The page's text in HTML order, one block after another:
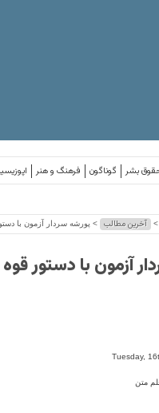
فرهنگ و هنر گوناگون بشر
> آخرین مطالب > پورشه سردار آزمون با
آزمون با دستور
Tuesday,
متن